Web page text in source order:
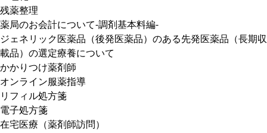
残薬整理
薬局のお会計について-調剤基本料編-
ジェネリック医薬品（後発医薬品）のある先発医薬品（長期収
載品）の選定療養について
かかりつけ薬剤師
オンライン服薬指導
リフィル処方箋
電子処方箋
在宅医療（薬剤師訪問）